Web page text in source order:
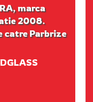
marca
2008.
catre Parbrize